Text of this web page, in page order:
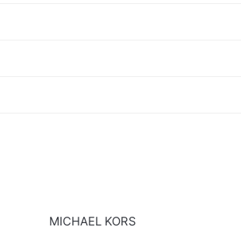
SALEMICHAEL KORS